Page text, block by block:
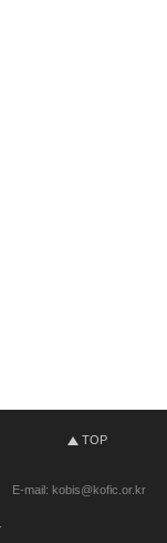
TOP
E-mail: kobis@kofic.or.kr